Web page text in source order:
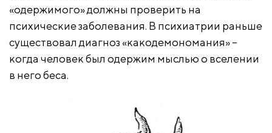
«одержимого» должны проверить на
психические заболевания. В психиатрии раньше
существовал диагноз «какодемономания» –
когда человек был одержим мыслью о вселении
в него беса.